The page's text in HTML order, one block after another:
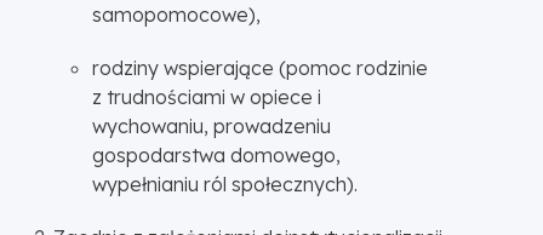
samopomocowe),
rodziny wspierające (pomoc rodzinie
z trudnościami w opiece i
wychowaniu, prowadzeniu
gospodarstwa domowego,
wypełnianiu ról społecznych).